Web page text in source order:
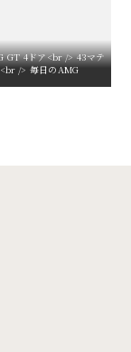
GT 4ドア<br /> 43マテ
/> 毎日のAMG